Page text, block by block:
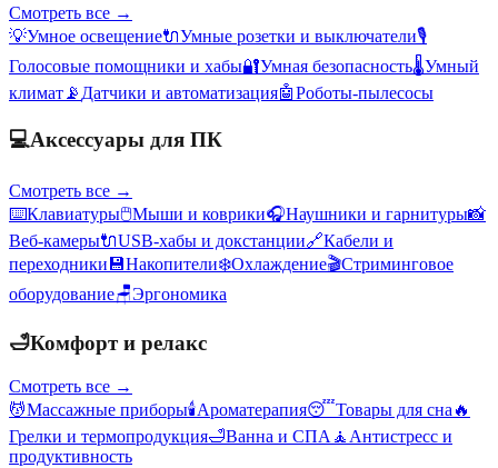
Смотреть все →
💡Умное освещение🔌Умные розетки и выключатели🎙️
Голосовые помощники и хабы🔐Умная безопасность🌡️Умный
климат 📡 Датчики и автоматизация🤖Роботы-пылесосы
💻Аксессуары для ПК
Смотреть все →
⌨️Клавиатуры🖱️Мыши и коврики🎧Наушники и гарнитуры📸
Веб-камеры🔌USB-хабы и докстанции🔗Кабели и
переходники 💾Накопители❄️Охлаждение🎬Стриминговое
оборудование🪑Эргономика
🛁Комфорт и релакс
Смотреть все →
💆Массажные приборы🕯️Ароматерапия😴Товары для сна 🔥
Грелки и термопродукция🛁Ванна и СПА 🧘 Антистресс и
продуктивность